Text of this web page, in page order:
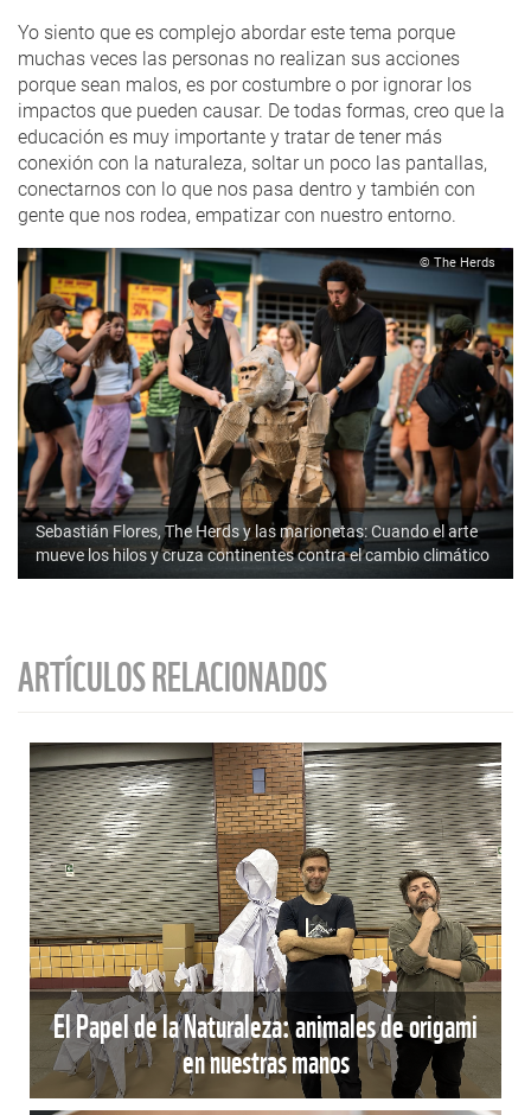
Yo siento que es complejo abordar este tema porque
muchas veces las personas no realizan sus acciones
porque sean malos, es por costumbre o por ignorar los
impactos que pueden causar. De todas formas, creo que la
educación es muy importante y tratar de tener más
conexión con la naturaleza, soltar un poco las pantallas,
conectarnos con lo que nos pasa dentro y también con
gente que nos rodea, empatizar con nuestro entorno.
© The Herds
Sebastián Flores, The Herds y las marionetas: Cuando el arte
mueve los hilos y cruza continentes contra el cambio climático
ARTÍCULOS RELACIONADOS
El Papel de la Naturaleza: animales de origami
en nuestras manos